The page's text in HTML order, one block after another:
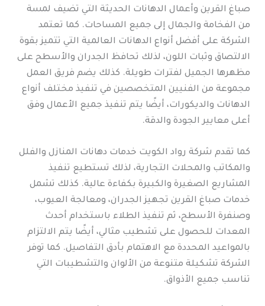
صباغ القرين وأعمال الدهانات الحديثة التي تضيف لمسة
من الفخامة والجمال إلى جميع المساحات. كما تعتمد
الشركة على أفضل أنواع الدهانات العالمية التي تتميز بقوة
الالتصاق وثبات اللون، لذلك تحافظ الجدران والأسطح على
مظهرها الجميل لفترات طويلة. كذلك يضم فريق العمل
مجموعة من الفنيين المتخصصين في تنفيذ مختلف أنواع
الدهانات والديكورات، أيضًا يتم تنفيذ جميع الأعمال وفق
أعلى معايير الجودة والدقة.
كما تقدم شركة رواد الكويت خدمات دهانات المنازل والفلل
والمكاتب والمحلات التجارية، لذلك تستطيع تنفيذ
المشاريع الصغيرة والكبيرة بكفاءة عالية. كذلك تشمل
خدمات صباغ القرين تجهيز الجدران، ومعالجة العيوب،
وصنفرة الأسطح، ثم تنفيذ الطلاء باستخدام أحدث
المعدات للحصول على تشطيب مثالي، أيضًا يتم الالتزام
بالمواعيد المحددة مع الاهتمام بأدق التفاصيل. كما توفر
الشركة تشكيلة متنوعة من الألوان والتشطيبات التي
تناسب جميع الأذواق.